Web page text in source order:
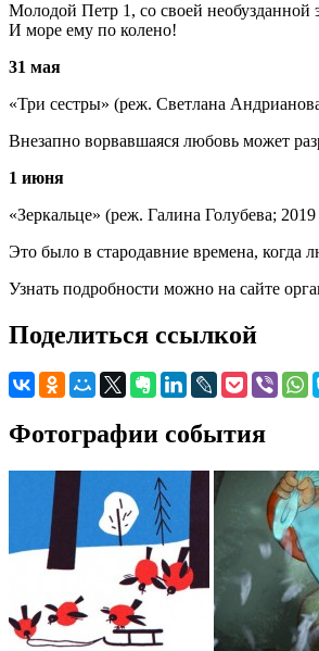
Молодой Петр 1, со своей необузданной
И море ему по колено!
31 мая
«Три сестры» (реж. Светлана
Внезапно ворвавшаяся любовь может
1 июня
«Зеркальце» (реж. Галина Голубева; 2019
Это было в стародавние времена, когда
Узнать подробности можно на сайте
Поделиться ссылкой
Фотографии события